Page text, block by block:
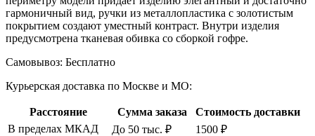
гармоничный вид, ручки из металлопластика с золотистым
покрытием создают уместный контраст. Внутри изделия
предусмотрена тканевая обивка со сборкой гофре.
Самовывоз: Бесплатно
Курьерская доставка по Москве и МО:
Расстояние Сумма заказа
Стоимость доставки
В пределах МКАД
До 50 тыс. ₽
1500 ₽